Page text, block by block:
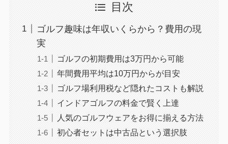
目次
ゴルフ趣味は年収いくらから？費用の現
実
ゴルフの初期費用は3万円から可能
年間費用平均は10万円からが目安
ゴルフ場利用税など隠れたコストも解説
インドアゴルフの料金で賢く上達
人気のゴルフウェアをお得に揃える方法
初心者セットは中古品という選択肢